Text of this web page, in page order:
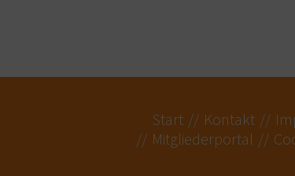
Start Kontakt
Mitgliederportal